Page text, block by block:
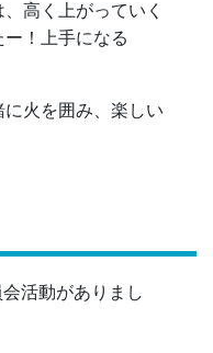
高く上がっていく
！上手になる
火を囲み、楽しい
活動がありまし